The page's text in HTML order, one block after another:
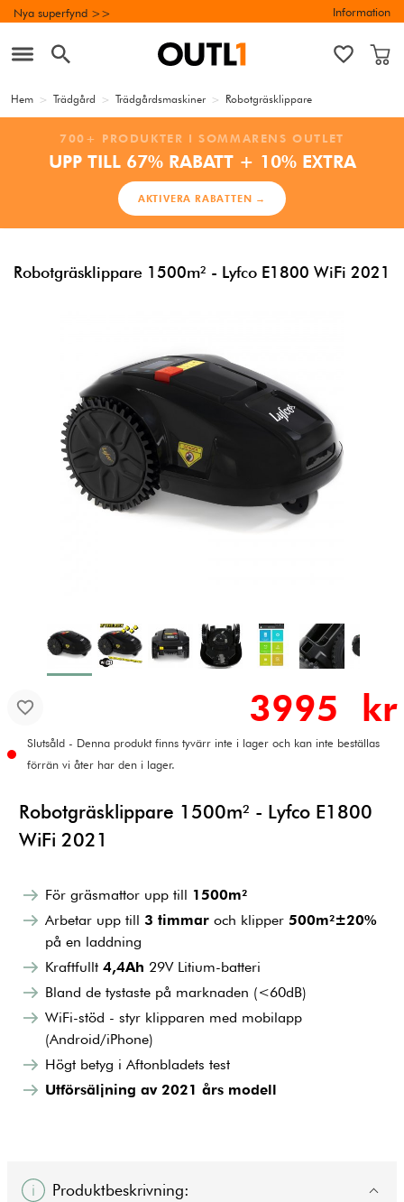
Nya superfynd >> Information
Hem > Trädgård > Trädgårdsmaskiner > Robotgräsklippare
700+ PRODUKTER I SOMMARENS OUTLET
UPP TILL 67% RABATT + 10% EXTRA
AKTIVERA RABATTEN →
Robotgräsklippare 1500m² - Lyfco E1800 WiFi 2021
3995 kr
Slutsåld - Denna produkt finns tyvärr inte i lager och kan inte beställas
förrän vi åter har den i lager.
Robotgräsklippare 1500m² - Lyfco E1800
WiFi 2021
För gräsmattor upp till 1500m²
Arbetar upp till 3 timmaroch klipper 500m²±20%
på en laddning
Kraftfullt 4,4Ah 29V Litium-batteri
Bland de tystaste på marknaden (<60dB)
WiFi-stöd - styr klipparen med mobilapp
(Android/iPhone)
Högt betyg i Aftonbladets test
Utförsäljning av 2021 års modell
Produktbeskrivning: